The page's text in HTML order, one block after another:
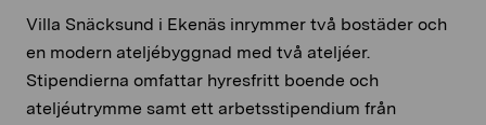
Villa Snäcksund i Ekenäs inrymmer två bostäder och
en modern ateljébyggnad med två ateljéer.
Stipendierna omfattar hyresfritt boende och
ateljéutrymme samt ett arbetsstipendium från